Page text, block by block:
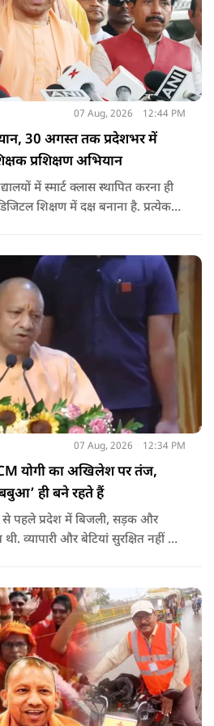
07 Aug, 2026 12:44 PM
30 अगस्त तक प्रदेशभर में
प्रशिक्षण अभियान
में स्मार्ट क्लास स्थापित करना ही
शिक्षण में दक्ष बनाना है. प्रत्येक
07 Aug, 2026 12:34 PM
CM योगी का अखिलेश पर तंज,
ही बने रहते हैं
से पहले प्रदेश में बिजली, सड़क और
व्यापारी और बेटियां सुरक्षित नहीं थीं.